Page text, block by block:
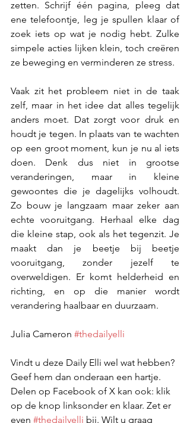
zetten. Schrijf één pagina, pleeg dat
ene telefoontje, leg je spullen klaar of
zoek iets op wat je nodig hebt. Zulke
simpele acties lijken klein, toch creëren
ze beweging en verminderen ze stress.
Vaak zit het probleem niet in de taak
zelf, maar in het idee dat alles tegelijk
anders moet. Dat zorgt voor druk en
houdt je tegen. In plaats van te wachten
op een groot moment, kun je nu al iets
doen. Denk dus niet in grootse
veranderingen, maar in kleine
gewoontes die je dagelijks volhoudt.
Zo bouw je langzaam maar zeker aan
echte vooruitgang. Herhaal elke dag
die kleine stap, ook als het tegenzit. Je
maakt dan je beetje bij beetje
vooruitgang, zonder jezelf te
overweldigen. Er komt helderheid en
richting, en op die manier wordt
verandering haalbaar en duurzaam.
Julia Cameron #thedailyelli
Vindt u deze Daily Elli wel wat hebben?
Geef hem dan onderaan een hartje.
Delen op Facebook of X kan ook: klik
op de knop linksonder en klaar. Zet er
even #thedailyelli bij. Wilt u graag